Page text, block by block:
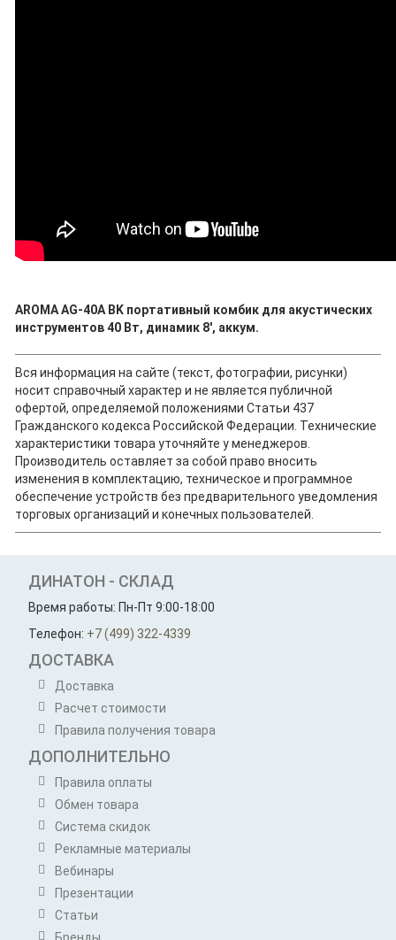
AROMA AG-40A BK портативный комбик для акустических
инструментов 40 Вт, динамик 8', аккум.
Вся информация на сайте (текст, фотографии, рисунки)
носит справочный характер и не является публичной
офертой, определяемой положениями Статьи 437
Гражданского кодекса Российской Федерации. Технические
характеристики товара уточняйте у менеджеров.
Производитель оставляет за собой право вносить
изменения в комплектацию, техническое и программное
обеспечение устройств без предварительного уведомления
торговых организаций и конечных пользователей.
ДИНАТОН - СКЛАД
Время работы: Пн-Пт 9:00-18:00
Телефон: +7 (499) 322-4339
ДОСТАВКА
Доставка
Расчет стоимости
Правила получения товара
ДОПОЛНИТЕЛЬНО
Правила оплаты
Обмен товара
Система скидок
Рекламные материалы
Вебинары
Презентации
Статьи